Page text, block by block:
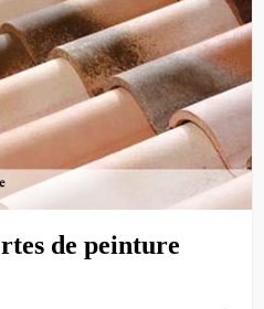
de peinture